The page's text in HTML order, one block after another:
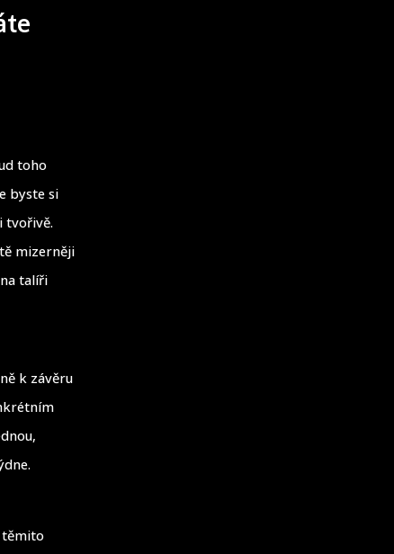
toho
byste si
tvořivě.
mizerněji
talíři
k závěru
těmito